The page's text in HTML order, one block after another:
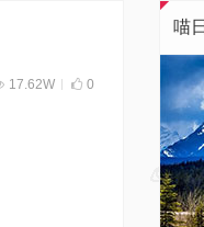
17.62W 0
喵